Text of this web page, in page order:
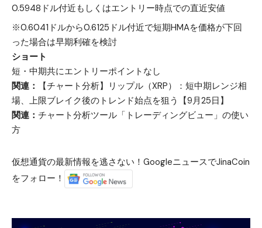
0.5948ドル付近もしくはエントリー時点での直近安値
※0.6041ドルから0.6125ドル付近で短期HMAを価格が下回
った場合は早期利確を検討
ショート
短・中期共にエントリーポイントなし
関連：
【チャート分析】リップル（XRP）：短中期レンジ相
場、上限ブレイク後のトレンド始点を狙う【9月25日】
関連： チャート分析ツール「トレーディングビュー」の使い
方
仮想通貨の最新情報を逃さない！GoogleニュースでJinaCoin
をフォロー！